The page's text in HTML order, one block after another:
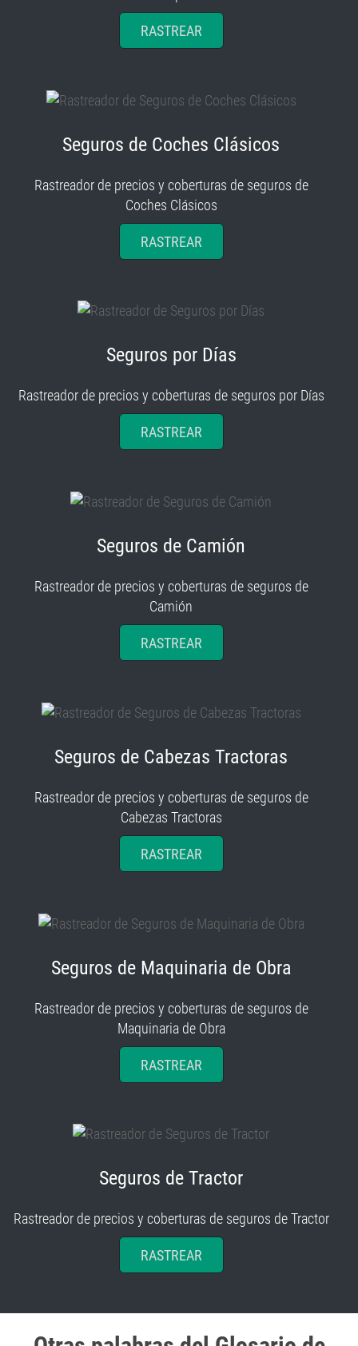
RASTREAR
Seguros de Coches Clásicos
Rastreador de precios y coberturas de seguros de
Coches Clásicos
RASTREAR
Seguros por Días
Rastreador de precios y coberturas de seguros por Días
RASTREAR
Seguros de Camión
Rastreador de precios y coberturas de seguros de
Camión
RASTREAR
Seguros de Cabezas Tractoras
Rastreador de precios y coberturas de seguros de
Cabezas Tractoras
RASTREAR
Seguros de Maquinaria de Obra
Rastreador de precios y coberturas de seguros de
Maquinaria de Obra
RASTREAR
Seguros de Tractor
Rastreador de precios y coberturas de seguros de Tractor
RASTREAR